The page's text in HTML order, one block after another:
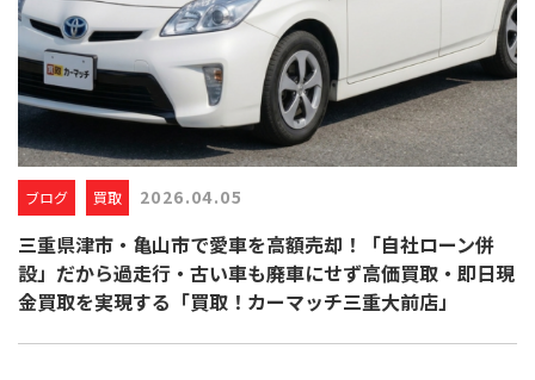
ブログ 買取 2026.04.05
三重県津市・亀山市で愛車を高額売却！「自社ローン併
設」だから過走行・古い車も廃車にせず高価買取・即日現
金買取を実現する「買取！カーマッチ三重大前店」